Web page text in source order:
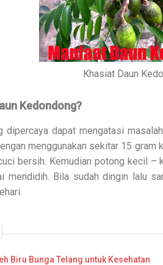
Khasiat Daun
Kedondong?
dipercaya dapat mengatasi masalah
menggunakan sekitar 15
bersih. Kemudian potong kecil
mendidih. Bila sudah dingin lalu
Biru Bunga Telang untuk Kesehatan